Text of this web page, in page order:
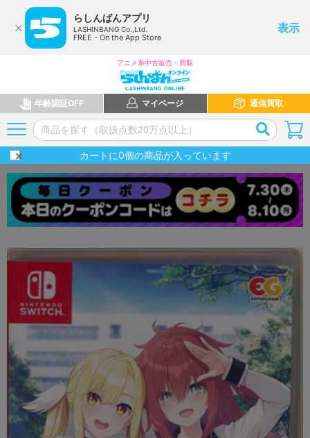
らしんばんアプリ
LASHINBANG Co.,Ltd.
FREE - On the App Store
表示
アニメ系中古販売・買取
年齢認証OFF マイページ 通信買取
カートに0個の商品が入っています